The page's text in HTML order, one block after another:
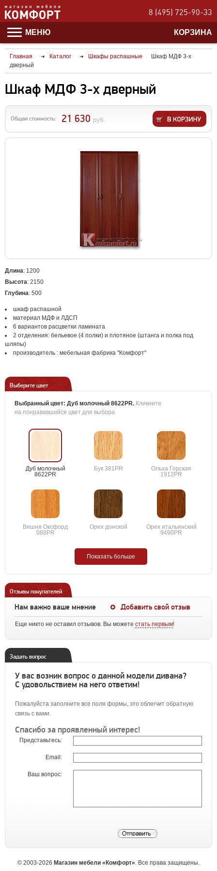
8 (495) 725-90-33
МЕНЮ КОРЗИНА
Главная Каталог Шкафы распашные
Шкаф МДФ 3-х
дверный
Шкаф МДФ 3-х дверный
Общая стоимость: 21 630 руб.
Длина: 1200
Высота: 2150
Глубина: 500
шкаф распашной
материал МДФ и ЛДСП
6 вариантов расцветки ламината
2 отделения: бельевое (4 полки) и плотяное (штанга и полка под
шляпы)
производитель : мебельная фабрика "Комфорт"
Выберите цвет
Выбранный цвет: Дуб молочный 8622PR. Кликните
на понравившийся цвет для выбора
Дуб молочный
8622PR
Бук 381PR
Ольха Горская
1912PR
Вишня Оксфорд
088PR
Орех донской
Орех итальянский
9490PR
Показать больше
Отзывы покупателей
Нам важно ваше мнение Добавить свой отзыв
Еще никто не оставил отзывов. Вы можете стать первым!
Задать вопрос
У вас возник вопрос о данной модели дивана?
С удовольствием на него ответим!
Пожалуйста заполните все поля формы, это облегчит обратную
связь с вами.
Спасибо за проявленный интерес!
Представьтесь:
Email:
Ваш вопрос:
© 2003-2026 Магазин мебели «Комфорт». Все права защищены.